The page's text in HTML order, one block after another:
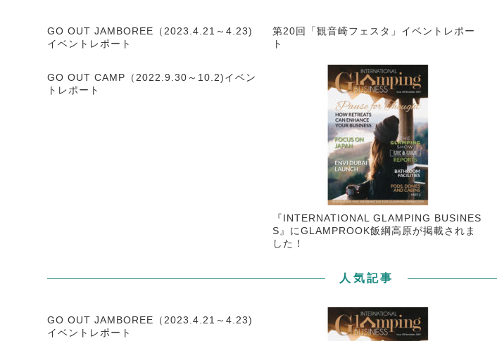
GO OUT JAMBOREE（2023.4.21～4.23)
イベントレポート
第20回「観音崎フェスタ」イベントレポー
ト
GO OUT CAMP（2022.9.30～10.2)イベン
トレポート
『INTERNATIONAL GLAMPING BUSINES
S』にGLAMPROOK飯綱高原が掲載されま
した！
人気記事
GO OUT JAMBOREE（2023.4.21～4.23)
イベントレポート